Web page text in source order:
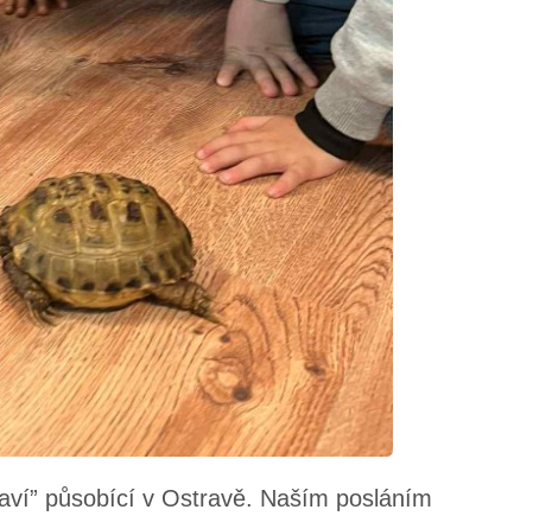
působící v Ostravě. Naším posláním